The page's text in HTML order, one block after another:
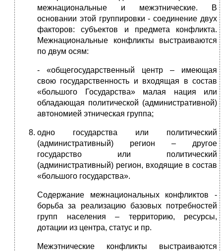
межнациональные и межэтнические. В
основании этой группировки - соединение двух
факторов: субъектов и предмета конфликта.
Межнациональные конфликты выстраиваются
по двум осям:
- «общегосударственный центр – имеющая
свою государственность и входящая в состав
«большого Государства» малая нация или
обладающая политической (административной)
автономией этническая группа;
одно государства или политический
(административный) регион – другое
государство или политический
(административный) регион, входящие в состав
«большого государства».
Содержание межнациональных конфликтов -
борьба за реализацию базовых потребностей
групп населения – территорию, ресурсы,
дотации из центра, статус и пр.
Межэтнические конфликты выстраиваются